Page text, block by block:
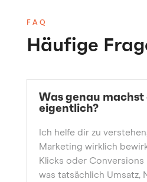
FAQ
Häufige
Was genau machst
eigentlich?
Ich helfe dir zu
Marketing wirklich
Klicks oder
was tatsächlich Umsatz,